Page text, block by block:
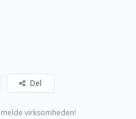
Del
virksomheden!